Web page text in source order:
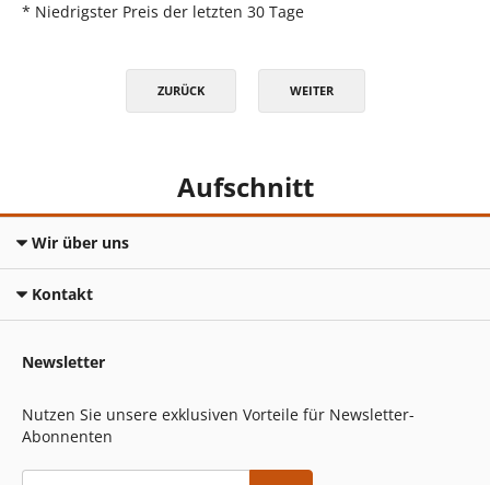
* Niedrigster Preis der letzten 30 Tage
ZURÜCK WEITER
Aufschnitt
Wir über uns
Kontakt
Newsletter
Nutzen Sie unsere exklusiven Vorteile für Newsletter-
Abonnenten